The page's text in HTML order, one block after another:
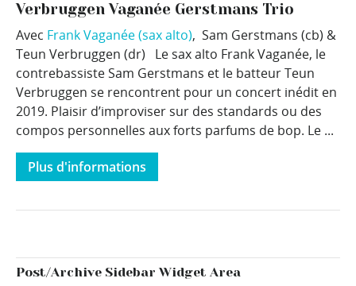
Verbruggen Vaganée Gerstmans Trio
Avec Frank Vaganée (sax alto), Sam Gerstmans (cb) &
Teun Verbruggen (dr) Le sax alto Frank Vaganée, le
contrebassiste Sam Gerstmans et le batteur Teun
Verbruggen se rencontrent pour un concert inédit en
2019. Plaisir d’improviser sur des standards ou des
compos personnelles aux forts parfums de bop. Le ...
Plus d'informations
Post/Archive Sidebar Widget Area